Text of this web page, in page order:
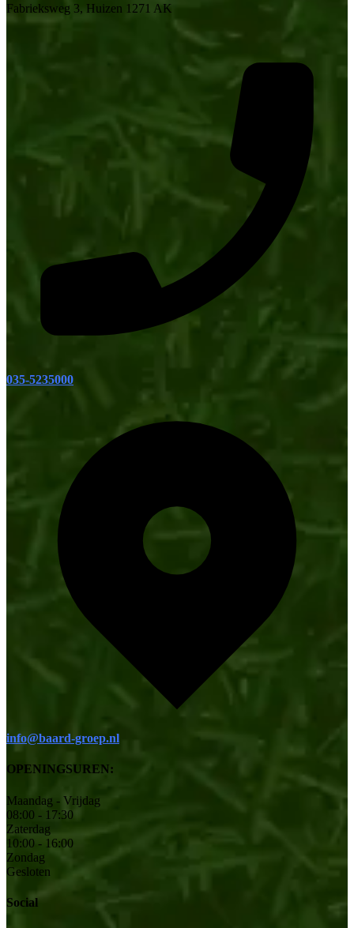
Fabrieksweg 3, Huizen 1271 AK
035-5235000
info@baard-groep.nl
OPENINGSUREN:
Maandag - Vrijdag
08:00 - 17:30
Zaterdag
10:00 - 16:00
Zondag
Gesloten
Social